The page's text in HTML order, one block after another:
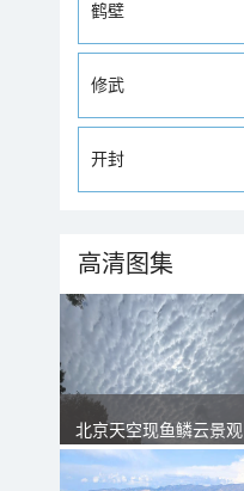
鹤壁
修武
开封
高清图集
北京天空现鱼鳞云景观